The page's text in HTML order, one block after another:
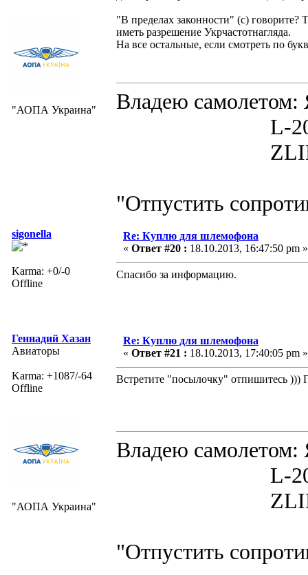
"АОПА Украина"
"В пределах законности" (с)
иметь разрешение Укрчастотнагляда.
На все остальные, если смотреть по
Владею
L-200D
ZLIN 526
"Отпустить
sigonella
Karma: +0/-0
Offline
Re: Куплю для шлемофона
« Ответ #20 : 18.10.2013, 16:47:50 pm »
Спасибо за информацию.
Геннадий Хазан
Авиаторы
Karma: +1087/-64
Offline
"АОПА Украина"
Re: Куплю для шлемофона
« Ответ #21 : 18.10.2013, 17:40:05 pm »
Встретите "посылочку" отпишитесь )))
Владею
L-200D
ZLIN 526
"Отпустить